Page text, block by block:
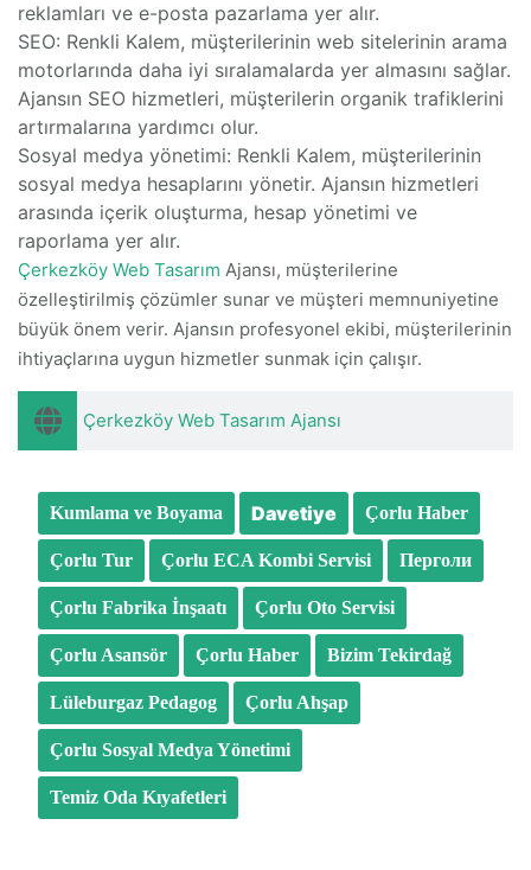
reklamları ve e-posta pazarlama yer alır.
SEO: Renkli Kalem, müşterilerinin web sitelerinin arama
motorlarında daha iyi sıralamalarda yer almasını sağlar.
Ajansın SEO hizmetleri, müşterilerin organik trafiklerini
artırmalarına yardımcı olur.
Sosyal medya yönetimi: Renkli Kalem, müşterilerinin
sosyal medya hesaplarını yönetir. Ajansın hizmetleri
arasında içerik oluşturma, hesap yönetimi ve
raporlama yer alır.
Çerkezköy Web Tasarım Ajansı, müşterilerine
özelleştirilmiş çözümler sunar ve müşteri memnuniyetine
büyük önem verir. Ajansın profesyonel ekibi, müşterilerinin
ihtiyaçlarına uygun hizmetler sunmak için çalışır.
Çerkezköy Web Tasarım Ajansı
Kumlama ve Boyama Davetiye Çorlu Haber
Çorlu Tur Çorlu ECA Kombi Servisi Перголи
Çorlu Fabrika İnşaatı Çorlu Oto Servisi
Çorlu Asansör Çorlu Haber Bizim Tekirdağ
Lüleburgaz Pedagog Çorlu Ahşap
Çorlu Sosyal Medya Yönetimi
Temiz Oda Kıyafetleri